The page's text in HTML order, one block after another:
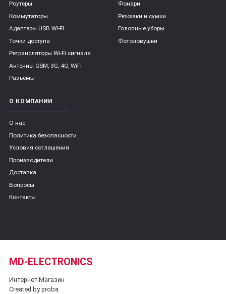
Роутеры
Коммутаторы
Адаптеры USB WI-FI
Точки доступа
Ретрансляторы Wi-Fi сигнала
Антенны GSM, 3G, 4G, WiFi
Разъемы
Фонари
Рюкзаки и сумки
Головные уборы
Фотоловушки
О КОМПАНИИ
О нас
Политика безопасности
Условия соглашения
Производители
Доставка
Вопросы
Контакты
MD-ELECTRONICS
Интернет-Магазин
Created by proba